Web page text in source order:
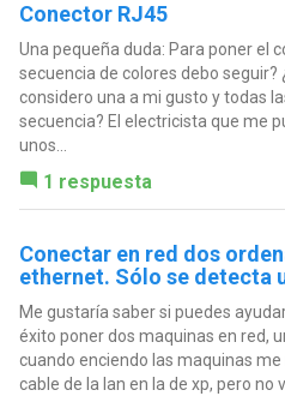
Conector RJ45
Una pequeña duda: Para poner el
secuencia de colores debo seguir?
considero una a mi gusto y todas
secuencia? El electricista que me
unos...
1 respuesta
Conectar en red dos
ethernet. Sólo se detecta
Me gustaría saber si puedes
éxito poner dos maquinas en red,
cuando enciendo las maquinas
cable de la lan en la de xp, pero no